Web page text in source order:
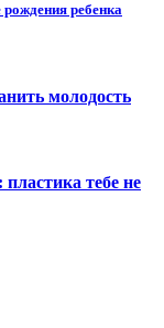
рождения ребенка
молодость
тебе не